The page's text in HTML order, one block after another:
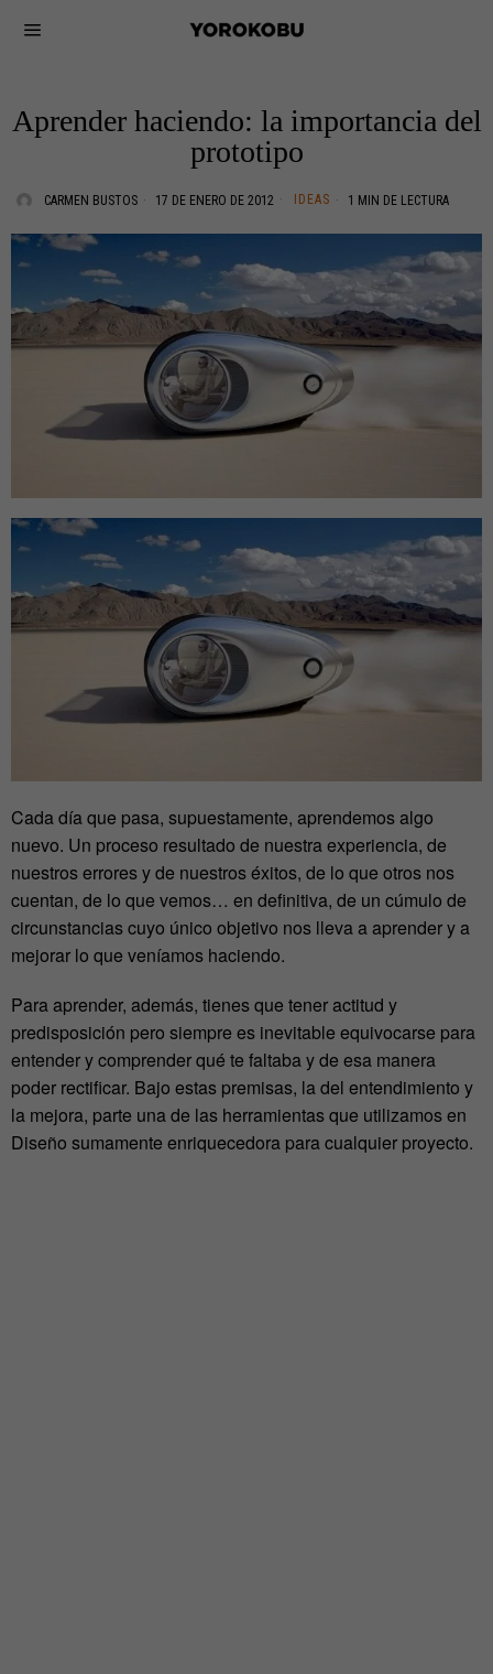
Aprender haciendo: la importancia del
prototipo
CARMEN BUSTOS 17 DE ENERO DE 2012 IDEAS 1 MIN DE LECTURA
Cada día que pasa, supuestamente, aprendemos algo
nuevo. Un proceso resultado de nuestra experiencia, de
nuestros errores y de nuestros éxitos, de lo que otros nos
cuentan, de lo que vemos… en definitiva, de un cúmulo de
circunstancias cuyo único objetivo nos lleva a aprender y a
mejorar lo que veníamos haciendo.
Para aprender, además, tienes que tener actitud y
predisposición pero siempre es inevitable equivocarse para
entender y comprender qué te faltaba y de esa manera
poder rectificar. Bajo estas premisas, la del entendimiento y
la mejora, parte una de las herramientas que utilizamos en
Diseño sumamente enriquecedora para cualquier proyecto.